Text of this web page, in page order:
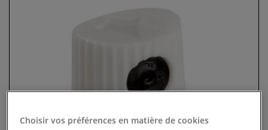
Choisir vos préférences en matière de cookies